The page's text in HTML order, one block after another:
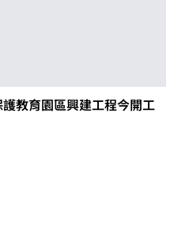
教育園區興建工程今開工